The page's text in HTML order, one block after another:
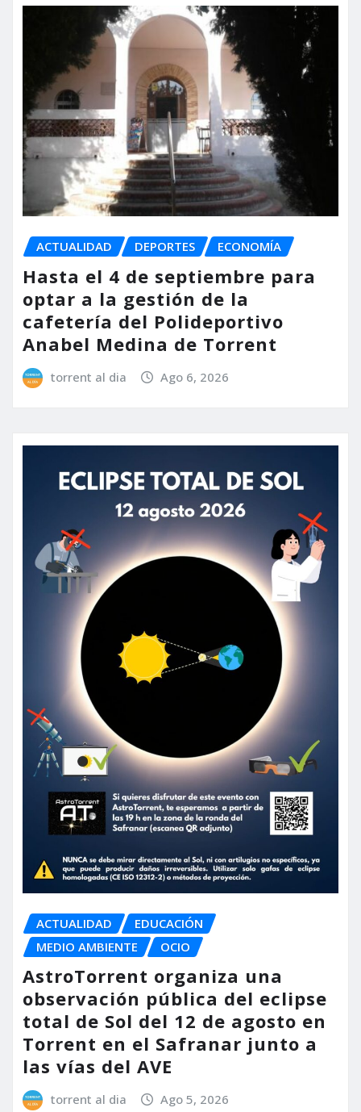
ACTUALIDAD DEPORTES ECONOMÍA
Hasta el 4 de septiembre para
optar a la gestión de la
cafetería del Polideportivo
Anabel Medina de Torrent
torrent al dia Ago 6, 2026
ACTUALIDAD
EDUCACIÓN
MEDIO AMBIENTE
OCIO
AstroTorrent organiza una
observación pública del eclipse
total de Sol del 12 de agosto en
Torrent en el Safranar junto a
las vías del AVE
torrent al dia Ago 5, 2026